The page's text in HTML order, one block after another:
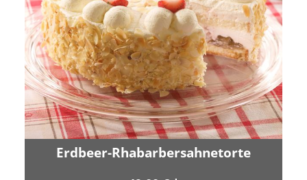
Erdbeer-Rhabarbersahnetorte